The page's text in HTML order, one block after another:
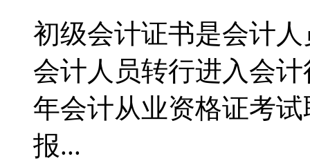
初级会计证书是会计
会计人员转行进入会
年会计从业资格证考
报...